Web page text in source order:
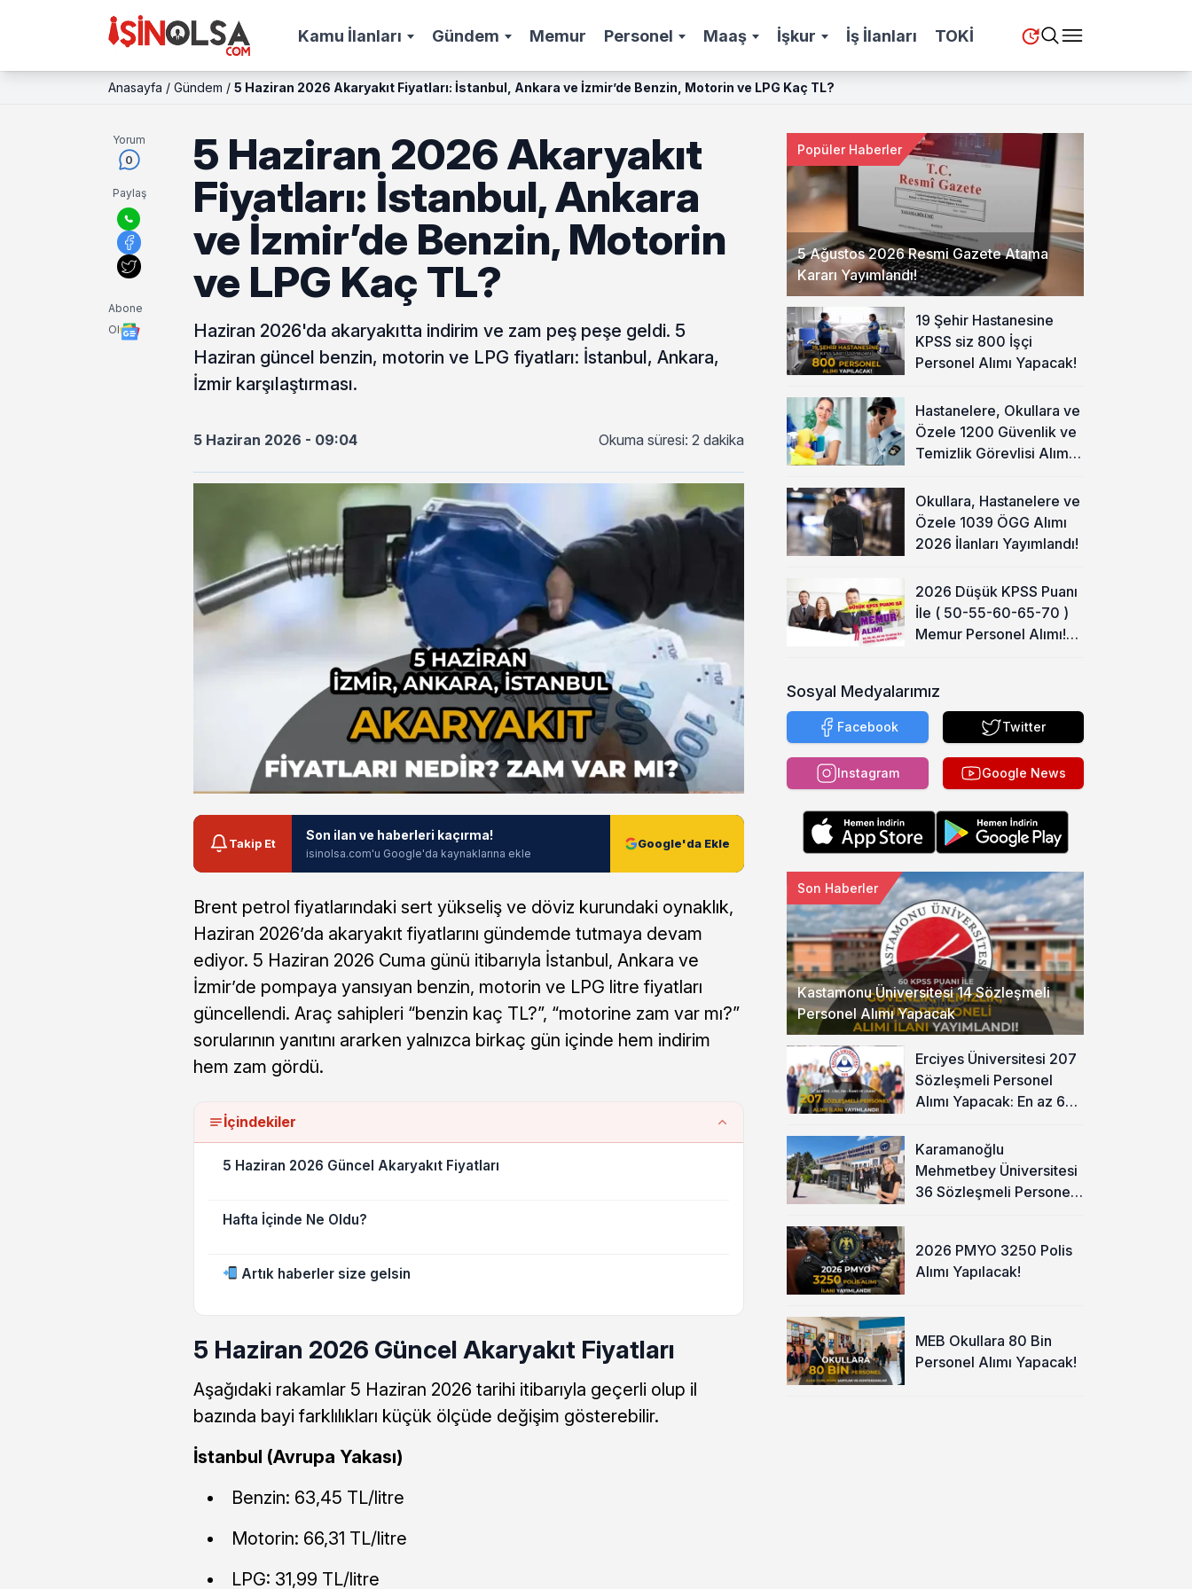
Kamu İlanları Gündem Memur Personel Maaş İşkur İş İlanları TOKİ
Anasayfa / Gündem / 5 Haziran 2026 Akaryakıt Fiyatları: İstanbul, Ankara ve İzmir’de Benzin, Motorin ve LPG Kaç TL?
Yorum
0
Paylaş
Abone
Ol
5 Haziran 2026 Akaryakıt
Fiyatları: İstanbul, Ankara
ve İzmir’de Benzin, Motorin
ve LPG Kaç TL?
Haziran 2026'da akaryakıtta indirim ve zam peş peşe geldi. 5
Haziran güncel benzin, motorin ve LPG fiyatları: İstanbul, Ankara,
İzmir karşılaştırması.
5 Haziran 2026 - 09:04 Okuma süresi: 2 dakika
Takip Et
Son ilan ve haberleri kaçırma!
isinolsa.com'u Google'da kaynaklarına ekle
Google'da Ekle
Brent petrol fiyatlarındaki sert yükseliş ve döviz kurundaki oynaklık,
Haziran 2026’da akaryakıt fiyatlarını gündemde tutmaya devam
ediyor. 5 Haziran 2026 Cuma günü itibarıyla İstanbul, Ankara ve
İzmir’de pompaya yansıyan benzin, motorin ve LPG litre fiyatları
güncellendi. Araç sahipleri “benzin kaç TL?”, “motorine zam var mı?”
sorularının yanıtını ararken yalnızca birkaç gün içinde hem indirim
hem zam gördü.
İçindekiler
5 Haziran 2026 Güncel Akaryakıt Fiyatları
Hafta İçinde Ne Oldu?
Artık haberler size gelsin
5 Haziran 2026 Güncel Akaryakıt Fiyatları
Aşağıdaki rakamlar 5 Haziran 2026 tarihi itibarıyla geçerli olup il
bazında bayi farklılıkları küçük ölçüde değişim gösterebilir.
İstanbul (Avrupa Yakası)
Benzin: 63,45 TL/litre
Motorin: 66,31 TL/litre
LPG: 31,99 TL/litre
5 Ağustos 2026 Resmi Gazete Atama
Kararı Yayımlandı!
Popüler Haberler
19 Şehir Hastanesine
KPSS siz 800 İşçi
Personel Alımı Yapacak!
Hastanelere, Okullara ve
Özele 1200 Güvenlik ve
Temizlik Görevlisi Alımı
Okullara, Hastanelere ve
Özele 1039 ÖGG Alımı
2026 İlanları Yayımlandı!
2026 Düşük KPSS Puanı
İle ( 50-55-60-65-70 )
Memur Personel Alımı!
Sosyal Medyalarımız
Facebook Twitter
Instagram Google News
Kastamonu Üniversitesi 14 Sözleşmeli
Personel Alımı Yapacak
Son Haberler
Erciyes Üniversitesi 207
Sözleşmeli Personel
Alımı Yapacak: En az 60
Karamanoğlu
Mehmetbey Üniversitesi
36 Sözleşmeli Personel
2026 PMYO 3250 Polis
Alımı Yapılacak!
MEB Okullara 80 Bin
Personel Alımı Yapacak!